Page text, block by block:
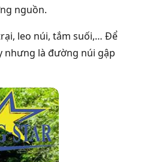
nguồn.
leo núi, tắm suối,… Để
nhưng là đường núi gập